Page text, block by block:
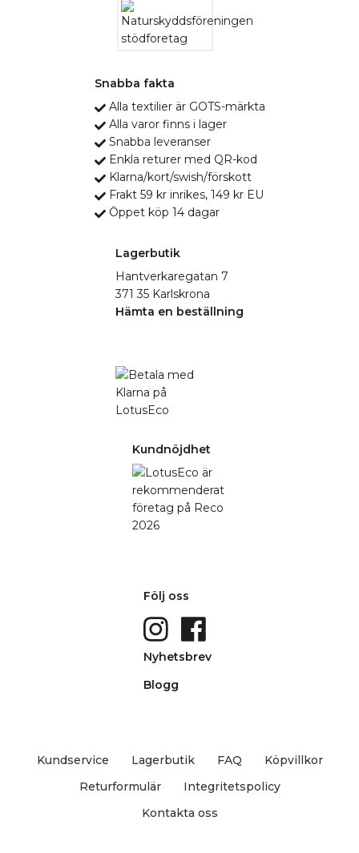
Snabba fakta
Alla textilier är GOTS-märkta
Alla varor finns i lager
Snabba leveranser
Enkla returer med QR-kod
Klarna/kort/swish/förskott
Frakt 59 kr inrikes, 149 kr EU
Öppet köp 14 dagar
Lagerbutik
Hantverkaregatan 7
371 35 Karlskrona
Hämta en beställning
Kundnöjdhet
Följ oss
Nyhetsbrev
Blogg
Kundservice Lagerbutik FAQ
Köpvillkor
Returformulär
Integritetspolicy
Kontakta oss